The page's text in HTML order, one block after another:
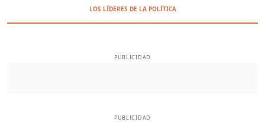
LOS LÍDERES DE LA POLÍTICA
PUBLICIDAD
PUBLICIDAD